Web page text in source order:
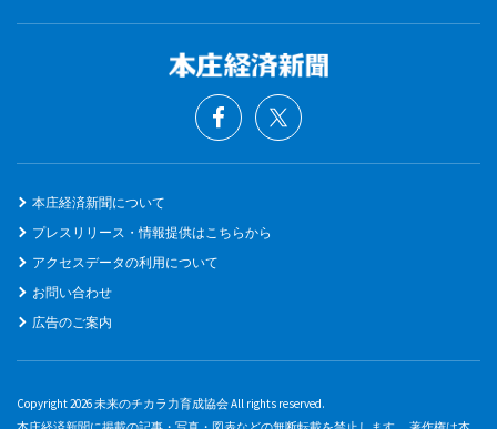
本庄経済新聞について
プレスリリース・情報提供はこちらから
アクセスデータの利用について
お問い合わせ
広告のご案内
Copyright 2026 未来のチカラ力育成協会 All rights reserved.